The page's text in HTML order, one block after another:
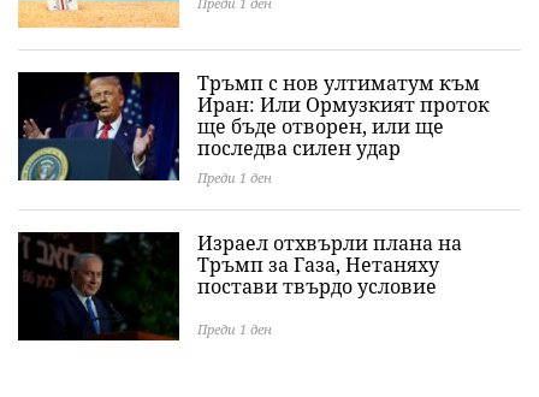
Тръмп с нов ултиматум към
Иран: Или Ормузкият проток
ще бъде отворен, или ще
последва силен удар
Преди 1 ден
Израел отхвърли плана на
Тръмп за Газа, Нетаняху
постави твърдо условие
Преди 1 ден